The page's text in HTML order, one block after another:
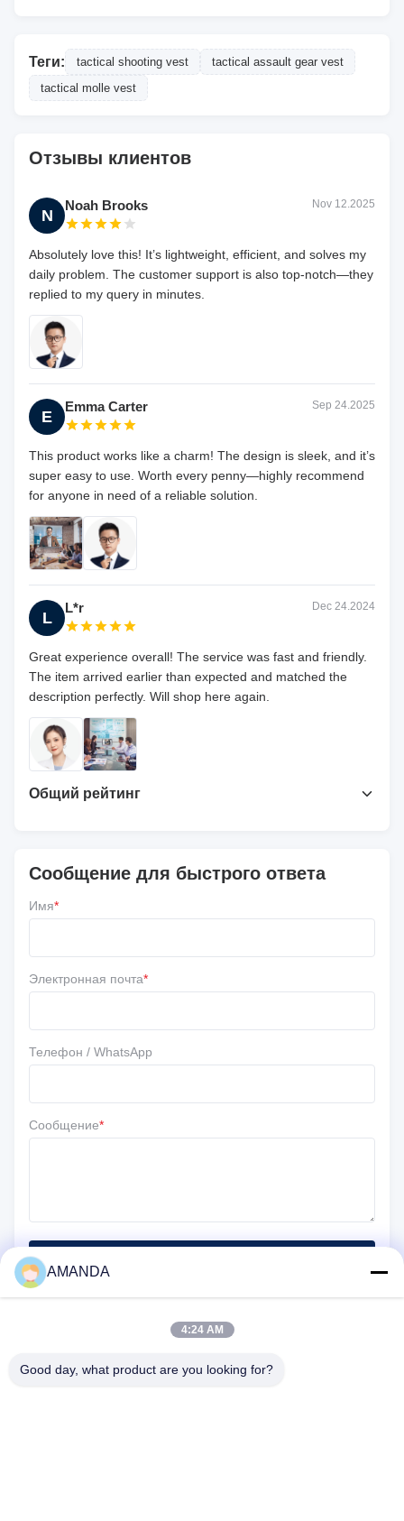
Теги: tactical shooting vest
tactical assault gear vest
tactical molle vest
Отзывы клиентов
N
Noah Brooks Nov 12.2025
Absolutely love this! It’s lightweight, efficient, and solves my
daily problem. The customer support is also top-notch—they
replied to my query in minutes.
E
Emma Carter Sep 24.2025
This product works like a charm! The design is sleek, and it’s
super easy to use. Worth every penny—highly recommend
for anyone in need of a reliable solution.
L
L*r Dec 24.2024
Great experience overall! The service was fast and friendly.
The item arrived earlier than expected and matched the
description perfectly. Will shop here again.
Общий рейтинг
Напишите обзор
Сообщение для быстрого ответа
Имя*
Электронная почта*
Телефон / WhatsApp
Сообщение*
AMANDA
4:24 AM
Good day, what product are you looking for?